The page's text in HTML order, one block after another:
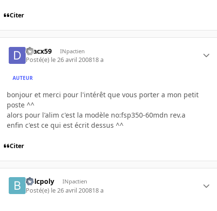
Citer
dracx59 INpactien
Posté(e) le 26 avril 200818 a
AUTEUR
bonjour et merci pour l'intérêt que vous porter a mon petit
poste ^^
alors pour l'alim c'est la modèle no:fsp350-60mdn rev.a
enfin c'est ce qui est écrit dessus ^^
Citer
bolcpoly INpactien
Posté(e) le 26 avril 200818 a